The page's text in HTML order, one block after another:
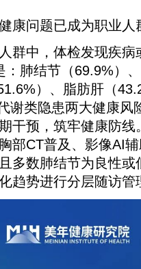
康问题已成为职业人
群中，体检发现疾
：肺结节（69.9%）
）、脂肪肝（
谢类隐患两大健康
干预，筑牢健康防
部CT普及、影像AI
多数肺结节为良性
趋势进行分层随访管